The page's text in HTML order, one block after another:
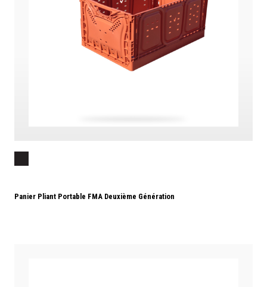
Panier Pliant Portable FMA Deuxième Génération